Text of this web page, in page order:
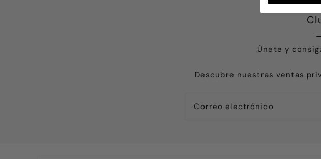
Únete y
Descubre nuestras ventas